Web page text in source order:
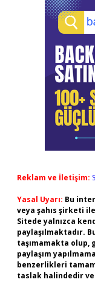
Reklam ve İletişim:
Yasal Uyarı: Bu
veya şahıs şirketi
Sitede yalnızca
paylaşılmaktadır.
taşımamakta olup,
paylaşım
benzerlikleri
taslak halindedir